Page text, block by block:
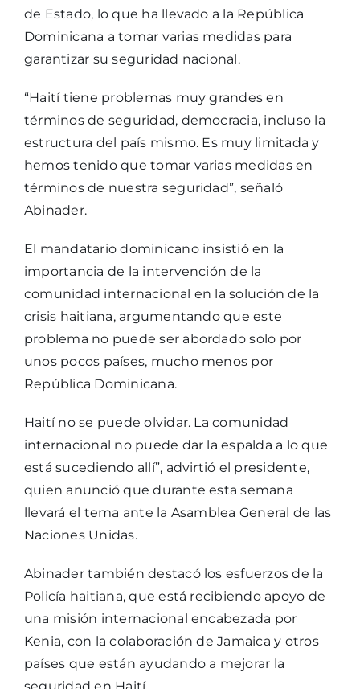
de Estado, lo que ha llevado a la República
Dominicana a tomar varias medidas para
garantizar su seguridad nacional.
“Haití tiene problemas muy grandes en
términos de seguridad, democracia, incluso la
estructura del país mismo. Es muy limitada y
hemos tenido que tomar varias medidas en
términos de nuestra seguridad”, señaló
Abinader.
El mandatario dominicano insistió en la
importancia de la intervención de la
comunidad internacional en la solución de la
crisis haitiana, argumentando que este
problema no puede ser abordado solo por
unos pocos países, mucho menos por
República Dominicana.
Haití no se puede olvidar. La comunidad
internacional no puede dar la espalda a lo que
está sucediendo allí”, advirtió el presidente,
quien anunció que durante esta semana
llevará el tema ante la Asamblea General de las
Naciones Unidas.
Abinader también destacó los esfuerzos de la
Policía haitiana, que está recibiendo apoyo de
una misión internacional encabezada por
Kenia, con la colaboración de Jamaica y otros
países que están ayudando a mejorar la